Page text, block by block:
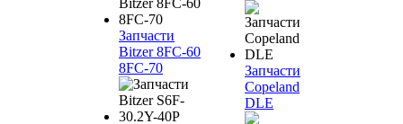
Запчасти
Bitzer 8FC-60
8FC-70
Запчасти
Copeland
DLE